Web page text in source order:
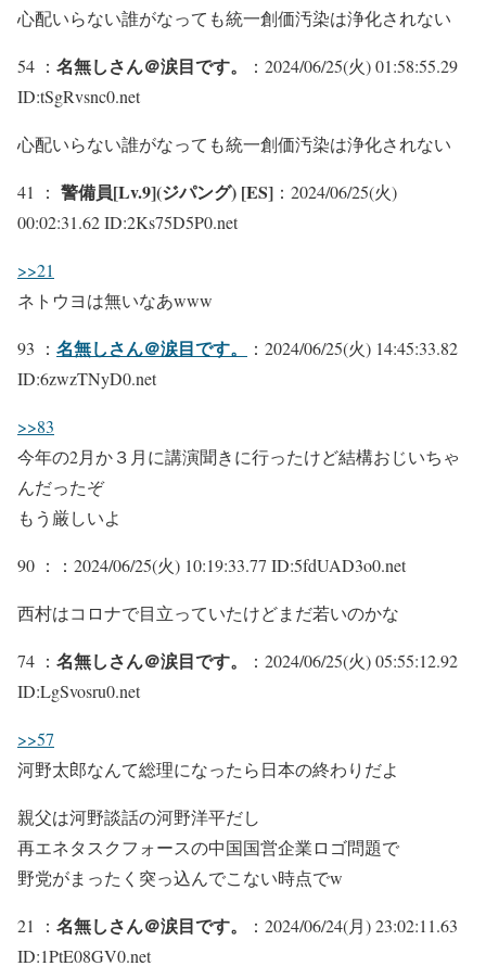
心配いらない誰がなっても統一創価汚染は浄化されない
54 ： 名無しさん＠涙目です。
：2024/06/25(火) 01:58:55.29
ID:tSgRvsnc0.net
心配いらない誰がなっても統一創価汚染は浄化されない
41 ： 警備員[Lv.9](ジパング) [ES] ：2024/06/25(火)
00:02:31.62 ID:2Ks75D5P0.net
>>21
ネトウヨは無いなあwww
93 ： 名無しさん＠涙目です。
：2024/06/25(火) 14:45:33.82
ID:6zwzTNyD0.net
>>83
今年の2月か３月に講演聞きに行ったけど結構おじいちゃ
んだったぞ
もう厳しいよ
90 ： ：2024/06/25(火) 10:19:33.77 ID:5fdUAD3o0.net
西村はコロナで目立っていたけどまだ若いのかな
74 ： 名無しさん＠涙目です。
：2024/06/25(火) 05:55:12.92
ID:LgSvosru0.net
>>57
河野太郎なんて総理になったら日本の終わりだよ
親父は河野談話の河野洋平だし
再エネタスクフォースの中国国営企業ロゴ問題で
野党がまったく突っ込んでこない時点でw
21 ： 名無しさん＠涙目です。
：2024/06/24(月) 23:02:11.63
ID:1PtE08GV0.net